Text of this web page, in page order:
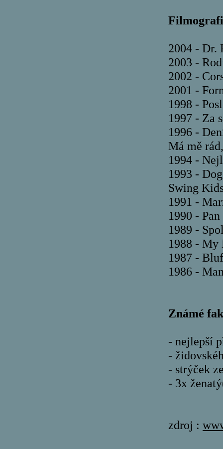
2004 - Dr.
2003 -
2002 -
2001 -
1998 -
1997 - Za
1996 -
Má mě
1994 -
1993 -
Swing
1991 -
1990 -
1989 -
1988 - My
1987 -
1986 -
Známé
- nejlepší
-
- strýček
- 3x
zdroj :